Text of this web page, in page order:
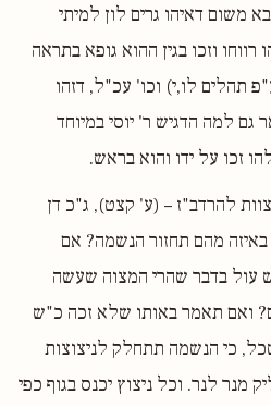
משום דאיהו גרים לון למיתי
וזכו בגין ההוא גופא בתראה
תהלים לו,י) וכו' עכ"ל, דזהו
גם למה הדגיש ר' יוסי במיוחד
זכו על ידו והוא בראש.
להרדב"ז – (ע' קצט), ג"כ דן
מהם תחזור הנשמה? אם
עול בדבר שהרי המצוה שעשה
ואם תאמר באותו שלא זכה כ"ש
כי הנשמה תתחלק לניצוצות
מנר לנר. וכל ניצוץ יכנס בגוף כפי